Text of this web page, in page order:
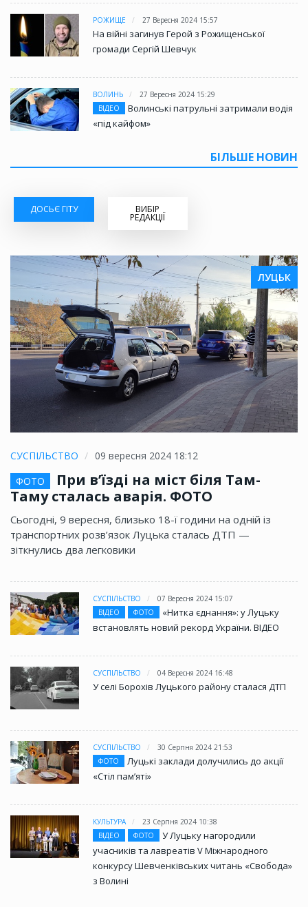
РОЖИЩЕ 27 Вересня 2024 15:57
На війні загинув Герой з Рожищенської
громади Сергій Шевчук
ВОЛИНЬ
27 Вересня 2024 15:29
ВІДЕО
Волинські патрульні затримали водія
«під кайфом»
БІЛЬШЕ НОВИН
ДОСЬЄ ГІТУ ВИБІР
РЕДАКЦІЇ
ЛУЦЬК
СУСПІЛЬСТВО
09 вересня 2024 18:12
ФОТО
При в’їзді на міст біля Там-
Таму сталась аварія. ФОТО
Сьогодні, 9 вересня, близько 18-ї години на одній із
транспортних розв’язок Луцька сталась ДТП —
зіткнулись два легковики
СУСПІЛЬСТВО
07 Вересня 2024 15:07
ВІДЕО
ФОТО
«Нитка єднання»: у Луцьку
встановлять новий рекорд України. ВІДЕО
СУСПІЛЬСТВО 04 Вересня 2024 16:48
У селі Борохів Луцького району сталася ДТП
СУСПІЛЬСТВО
30 Серпня 2024 21:53
ФОТО
Луцькі заклади долучились до акції
«Стіл памʼяті»
КУЛЬТУРА
23 Серпня 2024 10:38
ВІДЕО
ФОТО
У Луцьку нагородили
учасників та лавреатів V Міжнародного
конкурсу Шевченківських читань «Свобода»
з Волині